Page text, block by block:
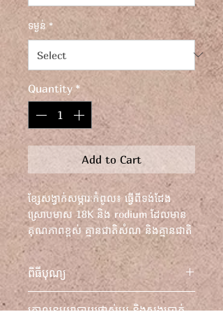
ទម្ងន់ *
Quantity *
Add to Cart
ខ្សែសង្វាក់សម្ភារៈកំពូល៖ ធ្វើពីទង់ដែង
ស្រោបមាស 18K និង rodium ដែលមាន
គុណភាពខ្ពស់ គ្មានជាតិសំណ និងគ្មានជាតិ
នីកែល មានសុវត្ថិភាពសម្រាប់ស្បែកងាយ
ប្រតិកម្ម។ ប្រវែង៖ ៥៤ ស។
ពិធីបុណ្យ
ខ្សែសង្វាក់សម្ភារៈកំពូល៖ ធ្វើពីទង់ដែង